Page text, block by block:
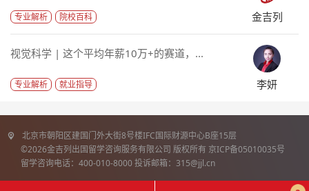
专业解析 院校百科 金吉列
视觉科学 | 这个平均年薪10万+的赛道，...
专业解析 就业指导 李妍
北京市朝阳区建国门外大街8号楼IFC国际财源中心B座15层
©2026金吉列出国留学咨询服务有限公司 版权所有 京ICP备05010035号
留学咨询电话：400-010-8000 投诉邮箱：315@jjl.cn